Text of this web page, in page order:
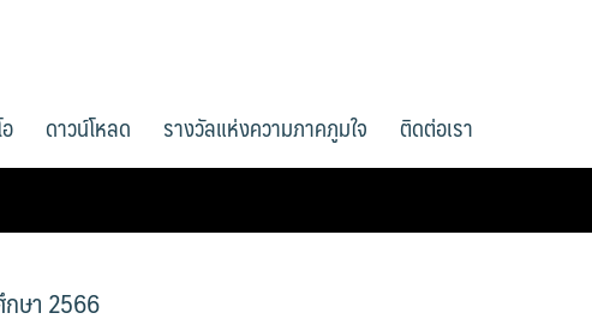
ดาวน์โหลด รางวัลแห่งความภาคภูมใจ ติดต่อเรา
ษา 2566